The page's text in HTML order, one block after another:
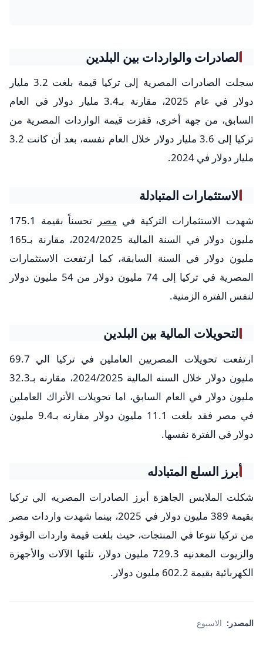
الصادرات والواردات بين البلدين
سجلت الصادرات المصرية إلى تركيا قيمة بلغت 3.2 مليار
دولار في عام 2025، مقارنة بـ3.4 مليار دولار في العام
السابق، من جهة أخرى، قفزت قيمة الواردات المصرية من
تركيا إلى 3.6 مليار دولار خلال العام نفسه، بعد أن كانت 3.2
مليار دولار في 2024.
الاستثمارات المتبادلة
شهدت الاستثمارات التركية في مصر
تحسناً بقيمة 175.1
مليون دولار في السنة المالية 2024/2025، مقارنة بـ165
مليون دولار في السنة السابقة، كما ارتفعت الاستثمارات
المصرية في تركيا إلى 74 مليون دولار من 54 مليون دولار
لنفس الفترة الزمنية.
التحويلات المالية بين البلدين
ارتفعت تحويلات المصريين العاملين في تركيا الي 69.7
مليون دولار خلال السنه المالية 2024/2025، مقارنه بـ32.3
مليون دولار في العام السابق، اما تحويلات الأتراك العاملين
في مصر فقد بلغت 11.1 مليون دولار مقارنه بـ9.4 مليون
دولار في الفترة نفسها.
أبرز السلع المتبادله
شكلت الملابس الجاهزة أبرز الصادرات المصريه الي تركيا
بقيمة 389 مليون دولار في 2025، بينما شهدت واردات مصر
من تركيا تنوعا في المنتجات، حيث بلغت قيمة واردات الوقود
والزيوت المعدنيه 729.3 مليون دولار، تلتها الآلات والأجهزة
الكهربائية بقيمة 602.2 مليون دولار.
المصدر: الاسبوع